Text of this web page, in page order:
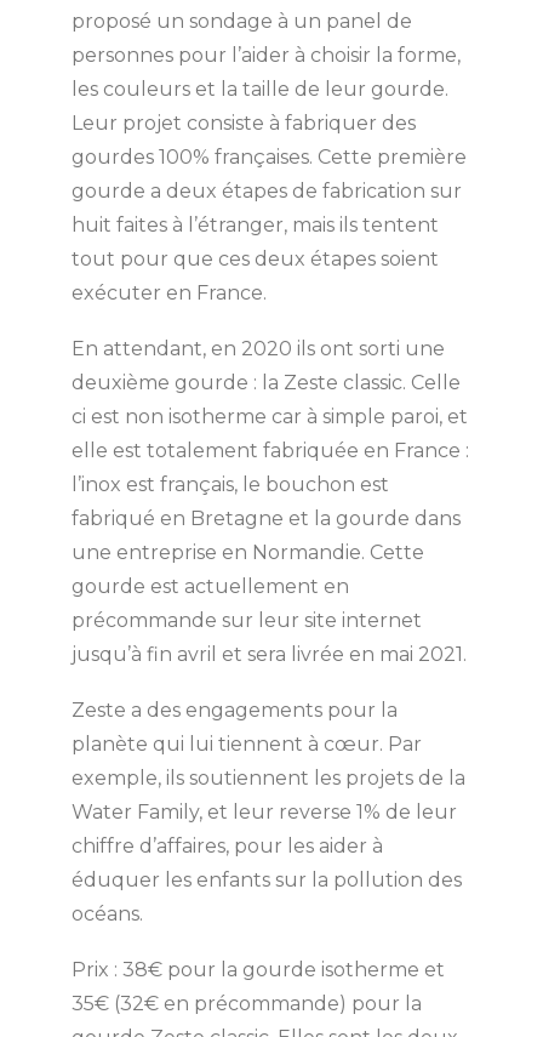
proposé un sondage à un panel de
personnes pour l’aider à choisir la forme,
les couleurs et la taille de leur gourde.
Leur projet consiste à fabriquer des
gourdes 100% françaises. Cette première
gourde a deux étapes de fabrication sur
huit faites à l’étranger, mais ils tentent
tout pour que ces deux étapes soient
exécuter en France.
En attendant, en 2020 ils ont sorti une
deuxième gourde : la Zeste classic. Celle
ci est non isotherme car à simple paroi, et
elle est totalement fabriquée en France :
l’inox est français, le bouchon est
fabriqué en Bretagne et la gourde dans
une entreprise en Normandie. Cette
gourde est actuellement en
précommande sur leur site internet
jusqu’à fin avril et sera livrée en mai 2021.
Zeste a des engagements pour la
planète qui lui tiennent à cœur. Par
exemple, ils soutiennent les projets de la
Water Family, et leur reverse 1% de leur
chiffre d’affaires, pour les aider à
éduquer les enfants sur la pollution des
océans.
Prix : 38€ pour la gourde isotherme et
35€ (32€ en précommande) pour la